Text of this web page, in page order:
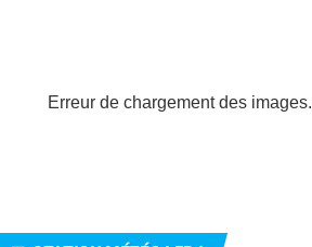
Erreur de chargement des images.